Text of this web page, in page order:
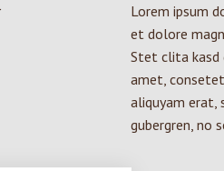
Lorem ipsum
et dolore
Stet clita kasd
amet,
aliquyam erat,
gubergren, no